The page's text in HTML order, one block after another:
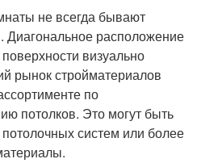
не всегда бывают
расположение
визуально
рынок стройматериалов
по
потолков. Это могут быть
систем или более